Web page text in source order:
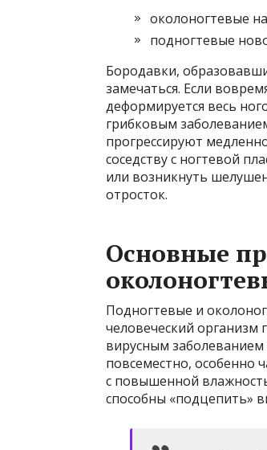
околоногтевые
подногтевые
Бородавки,
замечаться. Если
деформируется весь
грибковым
прогрессируют
соседству с ногтевой
или возникнуть
отросток.
Основные
Подногтевые и
человеческий организм
вирусным
повсеместно, особенно
с повышенной
способны «подцепить»